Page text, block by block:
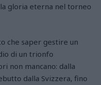
gloria eterna nel torneo
che saper gestire un
di un trionfo
non mancano: dalla
dalla Svizzera, fino